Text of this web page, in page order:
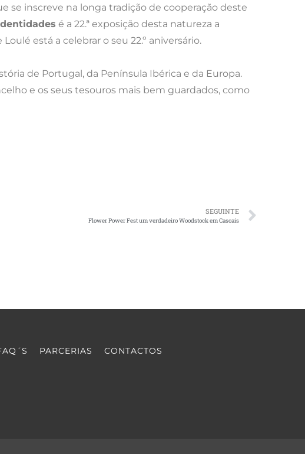
se inscreve na longa tradição de cooperação deste
é a 22.ª exposição desta natureza a
está a celebrar o seu 22.º aniversário.
de Portugal, da Península Ibérica e da Europa.
e os seus tesouros mais bem guardados, como
SEGUINTE
Flower Power Fest um verdadeiro Woodstock em Cascais
PARCERIAS CONTACTOS